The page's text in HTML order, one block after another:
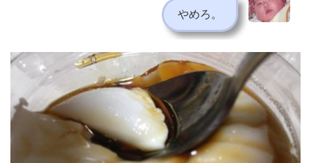
やめろ。